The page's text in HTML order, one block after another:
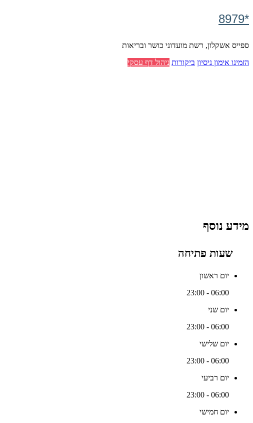
*8979
ספייס אשקלון, רשת מועדוני כושר ובריאות
הזמינו אימון ניסיון ביקורות ניהול דף עסקי
מידע נוסף
שעות פתיחה
יום ראשון
06:00 - 23:00
יום שני
06:00 - 23:00
יום שלישי
06:00 - 23:00
יום רביעי
06:00 - 23:00
יום חמישי